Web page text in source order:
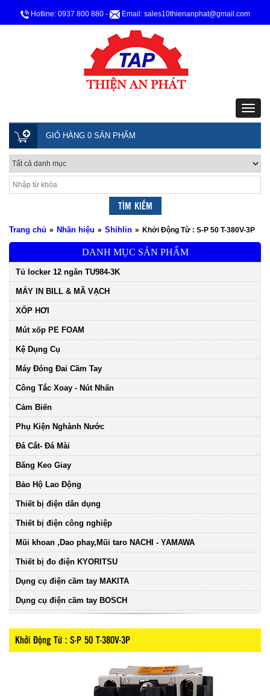
Hotline: 0937 800 880 - Email: sales10thienanphat@gmail.com
GIỎ HÀNG 0 SẢN PHẨM
Trang chủ » Nhãn hiệu » Shihlin » Khởi Động Từ : S-P 50 T-380V-3P
DANH MỤC SẢN PHẨM
Tủ locker 12 ngăn TU984-3K
MÁY IN BILL & MÃ VẠCH
XỐP HƠI
Mút xốp PE FOAM
Kệ Dụng Cụ
Máy Đóng Đai Cầm Tay
Công Tắc Xoay - Nút Nhấn
Cảm Biến
Phụ Kiện Nghành Nước
Đá Cắt- Đá Mài
Băng Keo Giay
Bảo Hộ Lao Động
Thiết bị điện dân dụng
Thiết bị điện công nghiệp
Mũi khoan ,Dao phay,Mũi taro NACHI - YAMAWA
Thiết bị đo điện KYORITSU
Dụng cụ điện cầm tay MAKITA
Dụng cụ điện cầm tay BOSCH
Khởi Động Từ : S-P 50 T-380V-3P